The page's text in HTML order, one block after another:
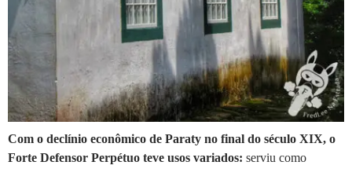
Com o declínio econômico de Paraty no final do século XIX, o
Forte Defensor Perpétuo teve usos variados: serviu como